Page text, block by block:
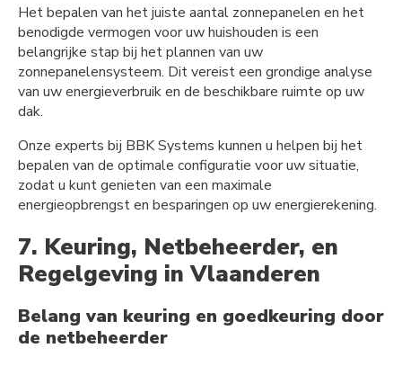
Het bepalen van het juiste aantal zonnepanelen en het
benodigde vermogen voor uw huishouden is een
belangrijke stap bij het plannen van uw
zonnepanelensysteem. Dit vereist een grondige analyse
van uw energieverbruik en de beschikbare ruimte op uw
dak.
Onze experts bij BBK Systems kunnen u helpen bij het
bepalen van de optimale configuratie voor uw situatie,
zodat u kunt genieten van een maximale
energieopbrengst en besparingen op uw energierekening.
7. Keuring, Netbeheerder, en
Regelgeving in Vlaanderen
Belang van keuring en goedkeuring door
de netbeheerder